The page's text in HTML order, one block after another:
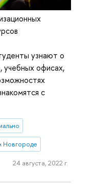
узнают о
учебных офисах,
с
24 августа, 2022 г.